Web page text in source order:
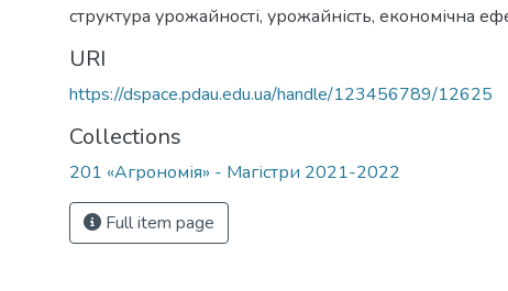
структура урожайності, урожайність, економічна
URI
https://dspace.pdau.edu.ua/handle/123456789/12625
Collections
201 «Агрономія» - Магістри 2021-2022
Full item page